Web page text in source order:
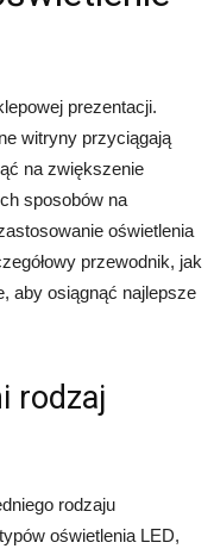
prezentacji.
witryny przyciągają
na zwiększenie
sposobów na
oświetlenia
przewodnik, jak
aby osiągnąć najlepsze
rodzaj
rodzaju
oświetlenia LED,